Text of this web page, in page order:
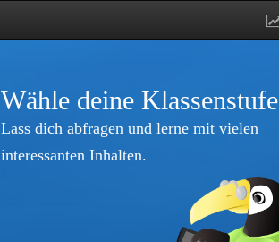
Wähle deine Klassenstufe
Lass dich abfragen und lerne mit vielen
interessanten Inhalten.